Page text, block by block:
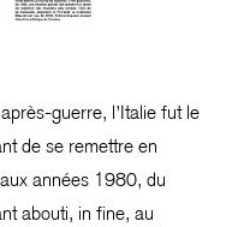
guerre, l’Italie fut le
de se remettre en
années 1980, du
abouti, in fine, au